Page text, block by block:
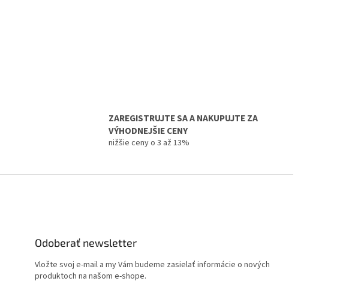
ZAREGISTRUJTE SA A NAKUPUJTE ZA
VÝHODNEJŠIE CENY
nižšie ceny o 3 až 13%
Odoberať newsletter
Vložte svoj e-mail a my Vám budeme zasielať informácie o nových
produktoch na našom e-shope.